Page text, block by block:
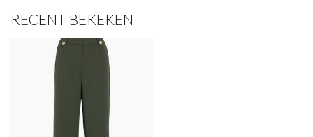
RECENT BEKEKEN
Inschrijven
Je korting is geldig bij een minimale bestelwaarde van €45,00